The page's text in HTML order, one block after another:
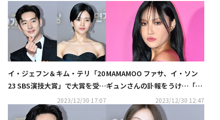
イ・ジェフン＆キム・テリ「20
23 SBS演技大賞」で大賞を受
賞…新人賞は7人の手に（総
2023/12/30 17:07
MAMAMOO ファサ、イ・ソン
ギュンさんの訃報をうけ…「SB
S演技大賞」でのステージを変
2023/12/30 12:47